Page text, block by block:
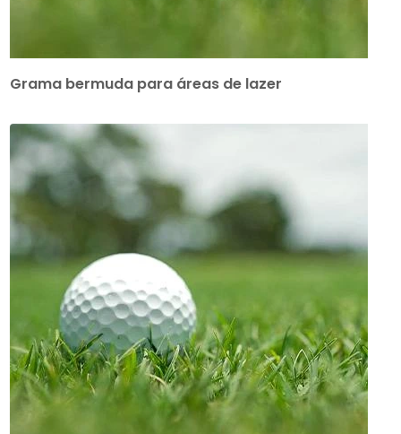
Grama bermuda para áreas de lazer